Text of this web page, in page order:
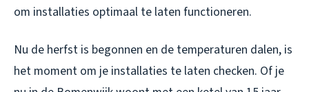
om installaties optimaal te laten functioneren.
Nu de herfst is begonnen en de temperaturen dalen, is
het moment om je installaties te laten checken. Of je